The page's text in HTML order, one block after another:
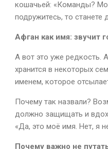
кошачьей: «Команды?
подружитесь, то станете
Афган как имя: звучит
А вот это уже редкость.
хранится в некоторых
именем, которое
Почему так назвали?
должно защищать и
«Да, это моё имя. Нет, я
Почему важно не